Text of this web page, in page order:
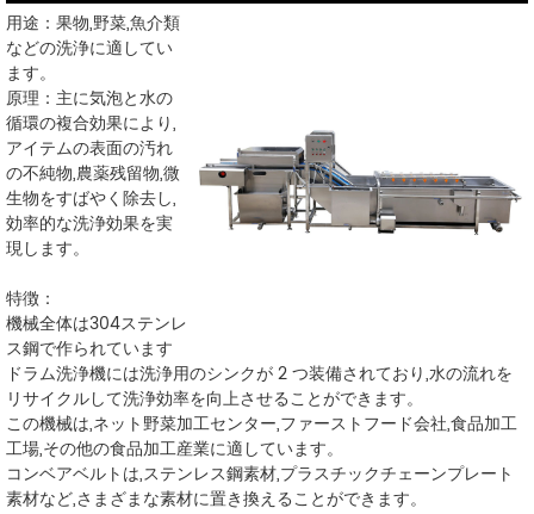
用途：果物,野菜,魚介類
などの洗浄に適してい
ます。
原理：主に気泡と水の
循環の複合効果により,
アイテムの表面の汚れ
の不純物,農薬残留物,微
生物をすばやく除去し,
効率的な洗浄効果を実
現します。
特徴：
機械全体は304ステンレ
ス鋼で作られています
ドラム洗浄機には洗浄用のシンクが 2 つ装備されており,水の流れを
リサイクルして洗浄効率を向上させることができます。
この機械は,ネット野菜加工センター,ファーストフード会社,食品加工
工場,その他の食品加工産業に適しています。
コンベアベルトは,ステンレス鋼素材,プラスチックチェーンプレート
素材など,さまざまな素材に置き換えることができます。